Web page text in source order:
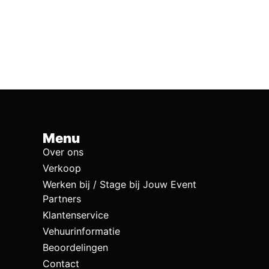
Menu
Over ons
Verkoop
Werken bij / Stage bij Jouw Event
Partners
Klantenservice
Vehuurinformatie
Beoordelingen
Contact